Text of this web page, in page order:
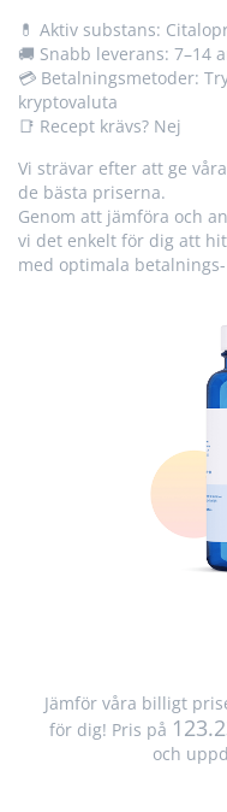
💊 Aktiv substans:
🚚 Snabb leverans: 7–14
💳 Betalningsmetoder:
kryptovaluta
📑 Recept krävs? Nej
Vi strävar efter att ge
de bästa priserna.
Genom att jämföra och
vi det enkelt för dig att
med optimala
Jämför våra billigt
för dig! Pris på
och